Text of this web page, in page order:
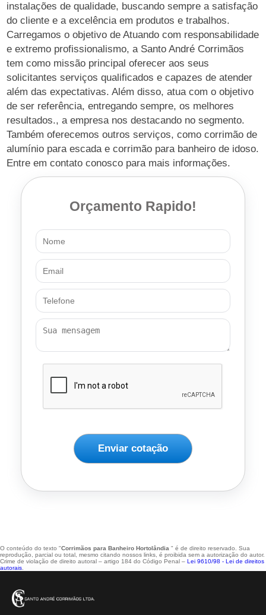
instalações de qualidade, buscando sempre a satisfação
do cliente e a excelência em produtos e trabalhos.
Carregamos o objetivo de Atuando com responsabilidade
e extremo profissionalismo, a Santo André Corrimãos
tem como missão principal oferecer aos seus
solicitantes serviços qualificados e capazes de atender
além das expectativas. Além disso, atua com o objetivo
de ser referência, entregando sempre, os melhores
resultados., a empresa nos destacando no segmento.
Também oferecemos outros serviços, como corrimão de
alumínio para escada e corrimão para banheiro de idoso.
Entre em contato conosco para mais informações.
Orçamento Rapido!
Enviar cotação
O conteúdo do texto "Corrimãos para Banheiro Hortolândia " é de direito reservado. Sua
reprodução, parcial ou total, mesmo citando nossos links, é proibida sem a autorização do autor.
Crime de violação de direito autoral – artigo 184 do Código Penal – Lei 9610/98 - Lei de direitos
autorais